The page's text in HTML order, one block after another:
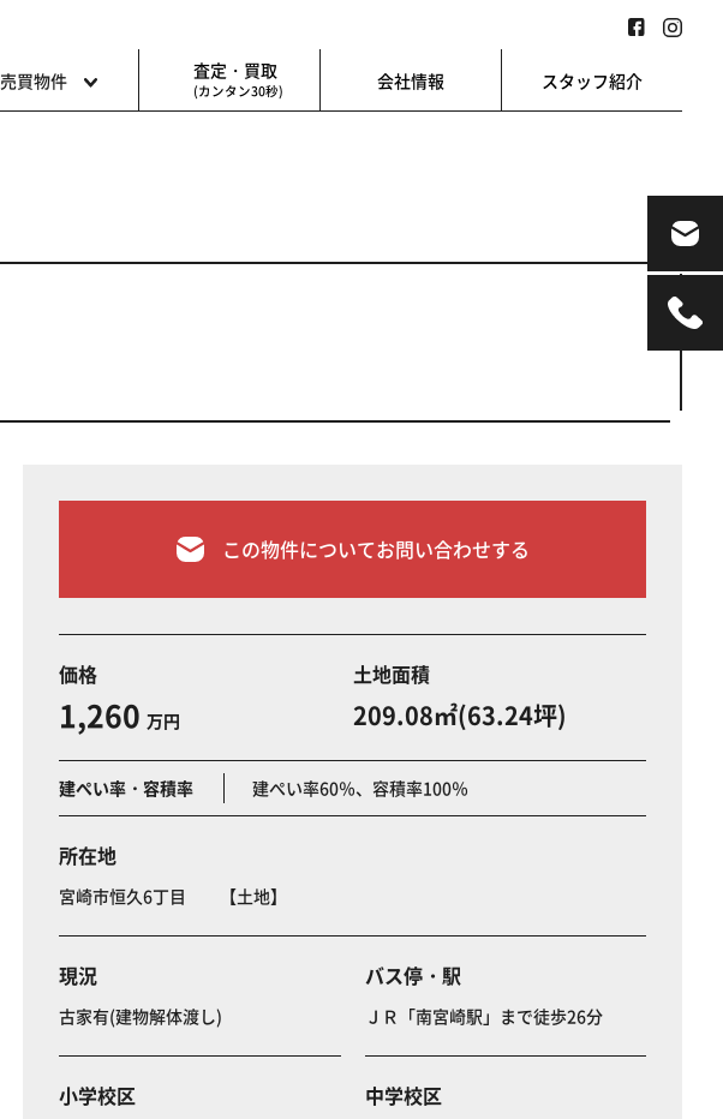
売買物件 査定・買取
(カンタン30秒) 会社情報 スタッフ紹介
この物件についてお問い合わせする
価格
1,260 万円
土地面積
209.08㎡(63.24坪)
建ぺい率・容積率 建ぺい率60％、容積率100％
所在地
宮崎市恒久6丁目 【土地】
現況
古家有(建物解体渡し)
バス停・駅
ＪＲ「南宮崎駅」まで徒歩26分
小学校区 中学校区